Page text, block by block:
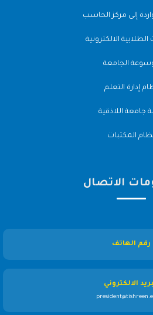
إلى مركز الحاسب
الالكترونية
الجامعة
إدارة التعلم
جامعة اللاذقية
المكتبات
الاتصال
رقم الهاتف
الالكتروني